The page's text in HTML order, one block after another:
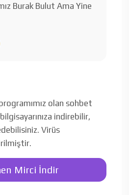
Burak Bulut Ama Yine
olan sohbet
indirebilir,
Virüs
Mirci İndir